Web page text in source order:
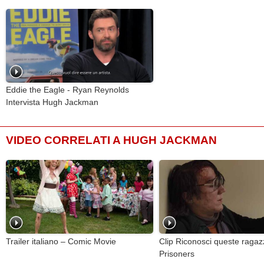
Eddie the Eagle - Ryan Reynolds
Intervista Hugh Jackman
VIDEO CORRELATI A HUGH JACKMAN
Trailer italiano – Comic Movie
Clip Riconosci queste
Prisoners